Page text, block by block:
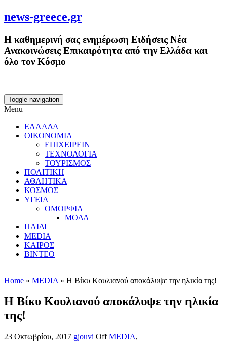
news-greece.gr
Η καθημερινή σας ενημέρωση Ειδήσεις Νέα
Ανακοινώσεις Επικαιρότητα από την Ελλάδα και
όλο τον Κόσμο
Toggle navigation
Menu
ΕΛΛΑΔΑ
ΟΙΚΟΝΟΜΙΑ
ΕΠΙΧΕΙΡΕΙΝ
ΤΕΧΝΟΛΟΓΙΑ
ΤΟΥΡΙΣΜΟΣ
ΠΟΛΙΤΙΚΗ
ΑΘΛΗΤΙΚΑ
ΚΟΣΜΟΣ
ΥΓΕΙΑ
ΟΜΟΡΦΙΑ
ΜΟΔΑ
ΠΑΙΔΙ
MEDIA
ΚΑΙΡΟΣ
ΒΙΝΤΕΟ
Home » MEDIA » Η Βίκυ Κουλιανού αποκάλυψε την ηλικία της!
Η Βίκυ Κουλιανού αποκάλυψε την ηλικία
της!
23 Οκτωβρίου, 2017 gjouvi Off MEDIA,